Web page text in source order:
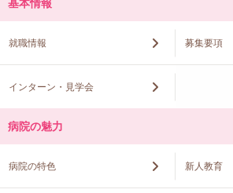
基本情報
就職情報 募集要項
インターン・見学会
病院の魅力
病院の特色 新人教育